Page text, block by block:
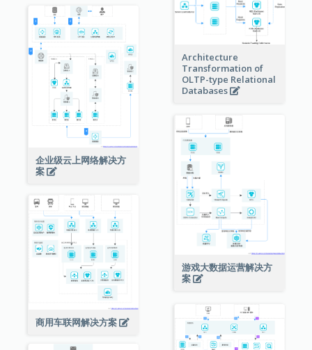
Architecture
Transformation of
OLTP-type Relational
Databases
企业级云上网络解决方
案
游戏大数据运营解决方
案
商用车联网解决方案